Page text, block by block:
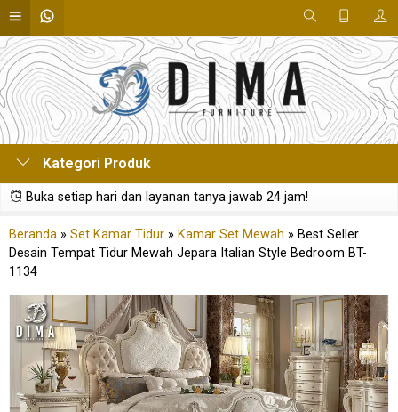
Kategori Produk
Buka setiap hari dan layanan tanya jawab 24 jam!
Beranda » Set Kamar Tidur » Kamar Set Mewah » Best Seller
Desain Tempat Tidur Mewah Jepara Italian Style Bedroom BT-
1134